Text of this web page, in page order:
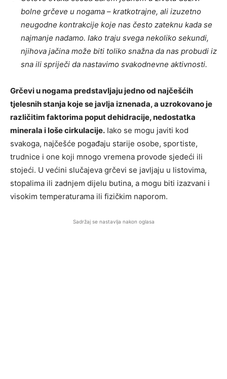
bolne grčeve u nogama – kratkotrajne, ali izuzetno
neugodne kontrakcije koje nas često zateknu kada se
najmanje nadamo. Iako traju svega nekoliko sekundi,
njihova jačina može biti toliko snažna da nas probudi iz
sna ili spriječi da nastavimo svakodnevne aktivnosti.
Grčevi u nogama predstavljaju jedno od najčešćih
tjelesnih stanja koje se javlja iznenada, a uzrokovano je
različitim faktorima poput dehidracije, nedostatka
minerala i loše cirkulacije. Iako se mogu javiti kod
svakoga, najčešće pogađaju starije osobe, sportiste,
trudnice i one koji mnogo vremena provode sjedeći ili
stojeći. U većini slučajeva grčevi se javljaju u listovima,
stopalima ili zadnjem dijelu butina, a mogu biti izazvani i
visokim temperaturama ili fizičkim naporom.
Sadržaj se nastavlja nakon oglasa